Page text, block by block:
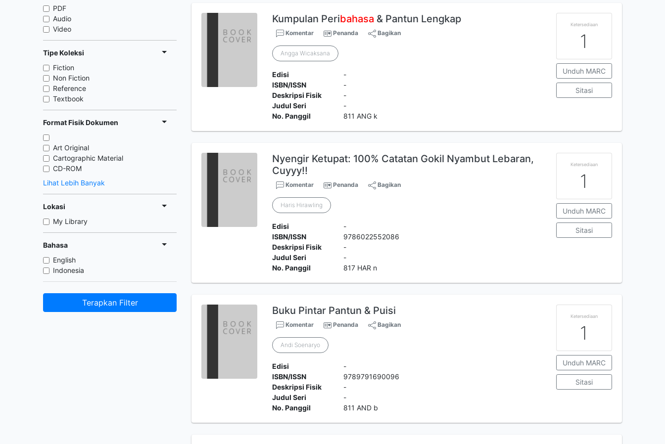
PDF
Audio
Video
Tipe Koleksi
Fiction
Non Fiction
Reference
Textbook
Format Fisik Dokumen
Art Original
Cartographic Material
CD-ROM
Lihat Lebih Banyak
Lokasi
My Library
Bahasa
English
Indonesia
Terapkan Filter
Kumpulan Peribahasa & Pantun Lengkap
Komentar Penanda Bagikan
Angga Wicaksana
Edisi
-
ISBN/ISSN
-
Deskripsi Fisik
-
Judul Seri
-
No. Panggil
811 ANG k
Ketersediaan
1
Unduh MARC
Sitasi
Nyengir Ketupat: 100% Catatan Gokil Nyambut Lebaran,
Cuyyy!!
Komentar Penanda Bagikan
Haris Hirawling
Edisi
-
ISBN/ISSN
9786022552086
Deskripsi Fisik
-
Judul Seri
-
No. Panggil
817 HAR n
Ketersediaan
1
Unduh MARC
Sitasi
Buku Pintar Pantun & Puisi
Komentar Penanda Bagikan
Andi Soenaryo
Edisi
-
ISBN/ISSN
9789791690096
Deskripsi Fisik
-
Judul Seri
-
No. Panggil
811 AND b
Ketersediaan
1
Unduh MARC
Sitasi